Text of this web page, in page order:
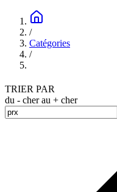
/
Catégories
/
TRIER PAR
du - cher au + cher